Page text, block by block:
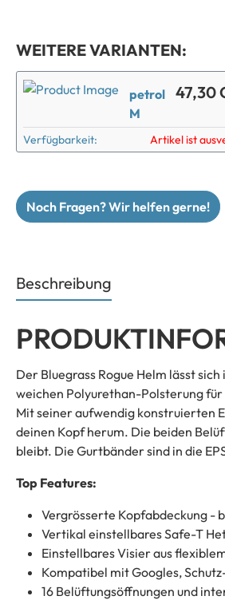
WEITERE VARIANTEN:
petrol
M
47,30
Verfügbarkeit: Artikel ist
Noch Fragen? Wir helfen gerne!
Beschreibung
Der Bluegrass Rogue Helm lässt
weichen Polyurethan-Polsterung
Mit seiner aufwendig konstruierten
deinen Kopf herum. Die beiden
bleibt. Die Gurtbänder sind in die
Top Features:
Vergrösserte Kopfabdeckung -
Vertikal einstellbares Safe-T
Einstellbares Visier aus
Kompatibel mit Googles,
16 Belüftungsöffnungen und